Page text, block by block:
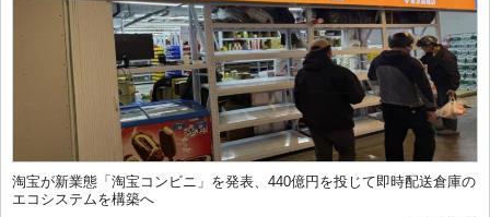
淘宝が新業態「淘宝コンビニ」を発表、440億円を投じて即時配送倉庫の
エコシステムを構築へ